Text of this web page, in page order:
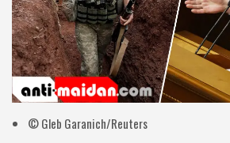
© Gleb Garanich/Reuters